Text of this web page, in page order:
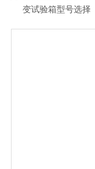
变试验箱型号选择